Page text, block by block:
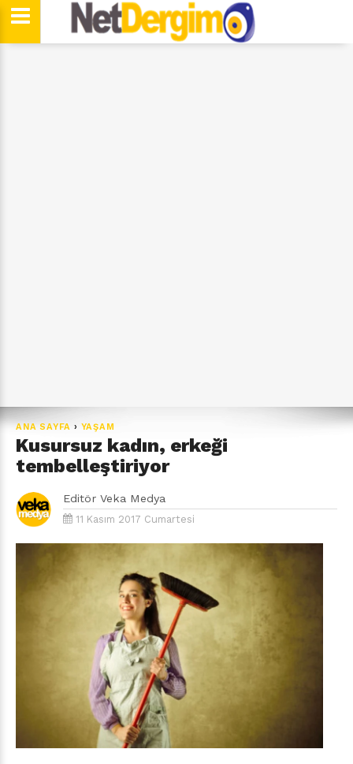
ANA SAYFA › YAŞAM
Kusursuz kadın, erkeği
tembelleştiriyor
Editör Veka Medya
11 Kasım 2017 Cumartesi